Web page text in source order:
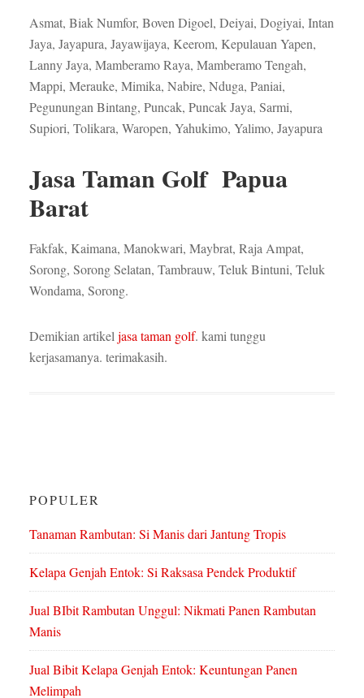
Asmat, Biak Numfor, Boven Digoel, Deiyai, Dogiyai, Intan
Jaya, Jayapura, Jayawijaya, Keerom, Kepulauan Yapen,
Lanny Jaya, Mamberamo Raya, Mamberamo Tengah,
Mappi, Merauke, Mimika, Nabire, Nduga, Paniai,
Pegunungan Bintang, Puncak, Puncak Jaya, Sarmi,
Supiori, Tolikara, Waropen, Yahukimo, Yalimo, Jayapura
Jasa Taman Golf Papua
Barat
Fakfak, Kaimana, Manokwari, Maybrat, Raja Ampat,
Sorong, Sorong Selatan, Tambrauw, Teluk Bintuni, Teluk
Wondama, Sorong.
Demikian artikel jasa taman golf. kami tunggu
kerjasamanya. terimakasih.
POPULER
Tanaman Rambutan: Si Manis dari Jantung Tropis
Kelapa Genjah Entok: Si Raksasa Pendek Produktif
Jual BIbit Rambutan Unggul: Nikmati Panen Rambutan
Manis
Jual Bibit Kelapa Genjah Entok: Keuntungan Panen
Melimpah